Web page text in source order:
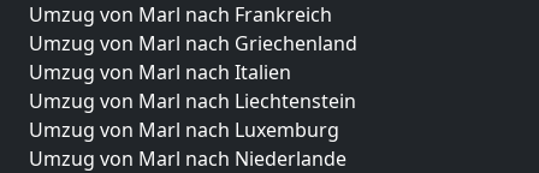
Umzug von Marl nach Frankreich
Umzug von Marl nach Griechenland
Umzug von Marl nach Italien
Umzug von Marl nach Liechtenstein
Umzug von Marl nach Luxemburg
Umzug von Marl nach Niederlande